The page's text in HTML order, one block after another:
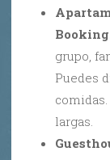
grupo,
Puedes
largas.